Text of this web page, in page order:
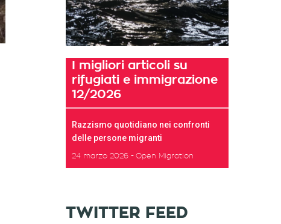
I migliori articoli su
rifugiati e immigrazione
12/2026
Razzismo quotidiano nei confronti
delle persone migranti
24 marzo 2026 Open Migration
TWITTER FEED